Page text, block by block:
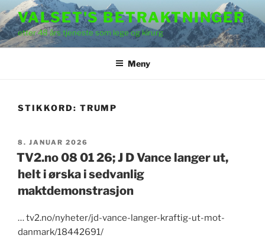
til
innhold
VALSET'S BETRAKTNINGER
etter 48 års tjeneste som lege og kirurg
Meny
STIKKORD: TRUMP
PUBLISERT
8. JANUAR 2026
TV2.no 08 01 26; J D Vance langer ut,
helt i ørska i sedvanlig
maktdemonstrasjon
… tv2.no/nyheter/jd-vance-langer-kraftig-ut-mot-
danmark/18442691/